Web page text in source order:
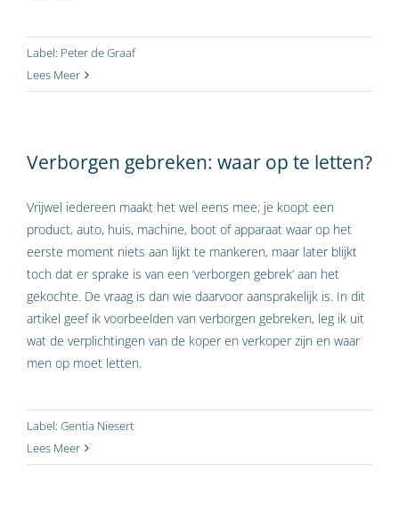
Label: Peter de Graaf
Lees Meer
Verborgen gebreken: waar op te letten?
Vrijwel iedereen maakt het wel eens mee; je koopt een
product, auto, huis, machine, boot of apparaat waar op het
eerste moment niets aan lijkt te mankeren, maar later blijkt
toch dat er sprake is van een ‘verborgen gebrek’ aan het
gekochte. De vraag is dan wie daarvoor aansprakelijk is. In dit
artikel geef ik voorbeelden van verborgen gebreken, leg ik uit
wat de verplichtingen van de koper en verkoper zijn en waar
men op moet letten.
Label: Gentia Niesert
Lees Meer